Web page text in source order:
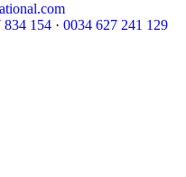
834 154 · 0034 627 241 129